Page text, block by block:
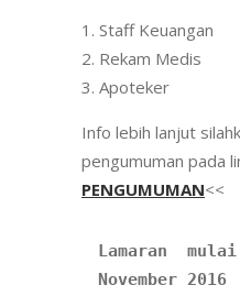
Staff Keuangan
Rekam Medis
Apoteker
Info lebih lanjut
pengumuman pada
PENGUMUMAN<<
Lamaran
November 2016